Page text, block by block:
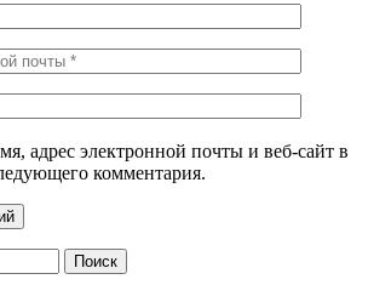
адрес электронной почты и веб-сайт в
комментария.